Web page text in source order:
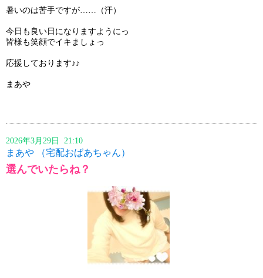
暑いのは苦手ですが……（汗）
今日も良い日になりますようにっ
皆様も笑顔でイキましょっ
応援しております♪♪
まあや
2026年3月29日 21:10
まあや （宅配おばあちゃん）
選んでいたらね？